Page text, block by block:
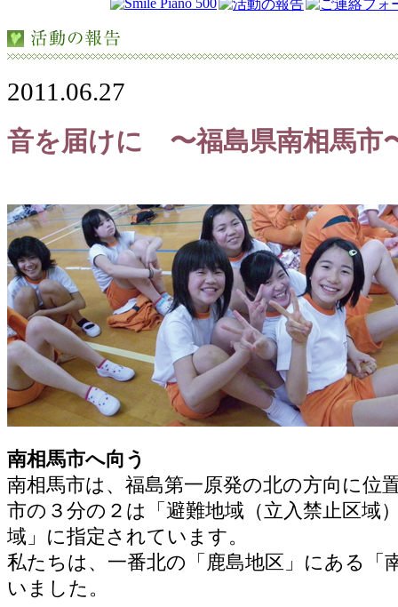
2011.06.27
音を届けに 〜福島県南相馬市
南相馬市へ向う
南相馬市は、福島第一原発の北の方向に位
市の３分の２は「避難地域（立入禁止区域
域」に指定されています。
私たちは、一番北の「鹿島地区」にある「
いました。